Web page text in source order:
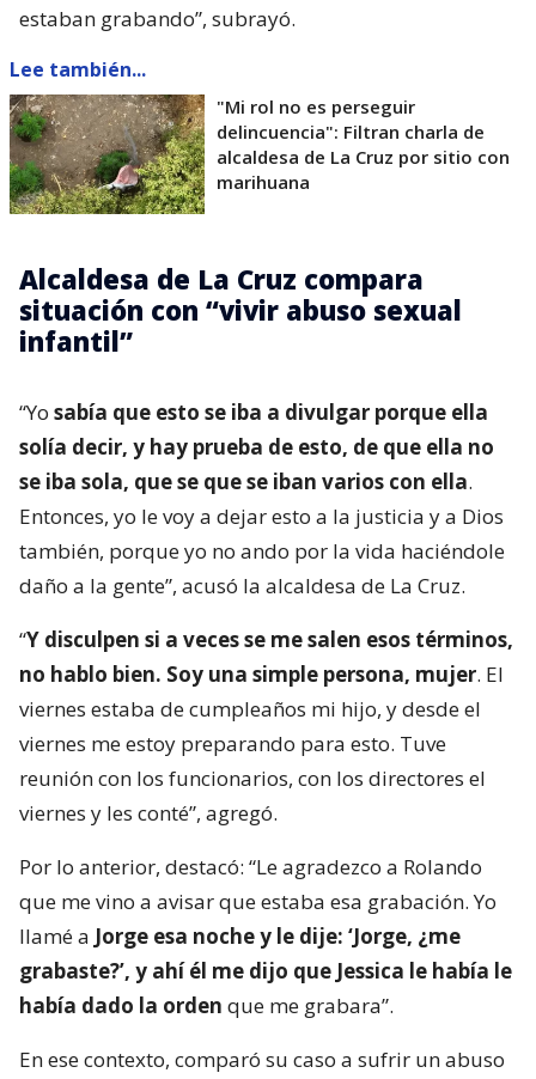
estaban grabando”, subrayó.
Lee también...
"Mi rol no es perseguir
delincuencia": Filtran charla de
alcaldesa de La Cruz por sitio con
marihuana
Alcaldesa de La Cruz compara
situación con “vivir abuso sexual
infantil”
“Yo sabía que esto se iba a divulgar porque ella
solía decir, y hay prueba de esto, de que ella no
se iba sola, que se que se iban varios con ella.
Entonces, yo le voy a dejar esto a la justicia y a Dios
también, porque yo no ando por la vida haciéndole
daño a la gente”, acusó la alcaldesa de La Cruz.
“Y disculpen si a veces se me salen esos términos,
no hablo bien. Soy una simple persona, mujer. El
viernes estaba de cumpleaños mi hijo, y desde el
viernes me estoy preparando para esto. Tuve
reunión con los funcionarios, con los directores el
viernes y les conté”, agregó.
Por lo anterior, destacó: “Le agradezco a Rolando
que me vino a avisar que estaba esa grabación. Yo
llamé a Jorge esa noche y le dije: ‘Jorge, ¿me
grabaste?’, y ahí él me dijo que Jessica le había le
había dado la orden que me grabara”.
En ese contexto, comparó su caso a sufrir un abuso